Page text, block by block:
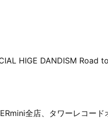
HIGE DANDISM Road
全店、タワーレコー